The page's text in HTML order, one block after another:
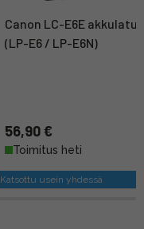
Canon LC-E6E
(LP-E6 / LP-E6N)
56,90 €
Toimitus heti
Katsottu usein yhdessä